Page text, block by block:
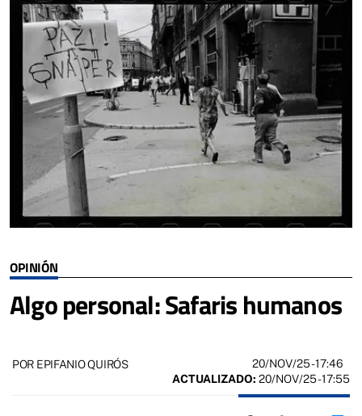
OPINIÓN
Algo personal: Safaris humanos
POR EPIFANIO QUIRÓS 20/NOV/25- 17:46
ACTUALIZADO: 20/NOV/25 - 17:55